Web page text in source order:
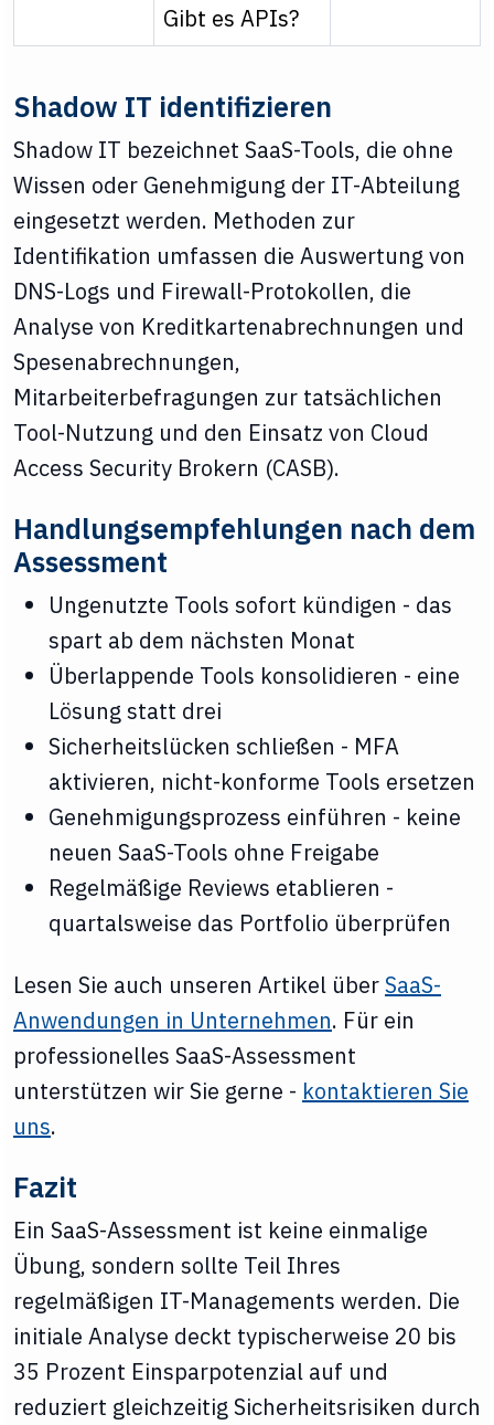
Gibt es APIs?
Shadow IT identifizieren
Shadow IT bezeichnet SaaS-Tools, die ohne
Wissen oder Genehmigung der IT-Abteilung
eingesetzt werden. Methoden zur
Identifikation umfassen die Auswertung von
DNS-Logs und Firewall-Protokollen, die
Analyse von Kreditkartenabrechnungen und
Spesenabrechnungen,
Mitarbeiterbefragungen zur tatsächlichen
Tool-Nutzung und den Einsatz von Cloud
Access Security Brokern (CASB).
Handlungsempfehlungen nach dem
Assessment
Ungenutzte Tools sofort kündigen - das
spart ab dem nächsten Monat
Überlappende Tools konsolidieren - eine
Lösung statt drei
Sicherheitslücken schließen - MFA
aktivieren, nicht-konforme Tools ersetzen
Genehmigungsprozess einführen - keine
neuen SaaS-Tools ohne Freigabe
Regelmäßige Reviews etablieren -
quartalsweise das Portfolio überprüfen
Lesen Sie auch unseren Artikel überSaaS-
Anwendungen in Unternehmen. Für ein
professionelles SaaS-Assessment
unterstützen wir Sie gerne - kontaktieren Sie
uns.
Fazit
Ein SaaS-Assessment ist keine einmalige
Übung, sondern sollte Teil Ihres
regelmäßigen IT-Managements werden. Die
initiale Analyse deckt typischerweise 20 bis
35 Prozent Einsparpotenzial auf und
reduziert gleichzeitig Sicherheitsrisiken durch